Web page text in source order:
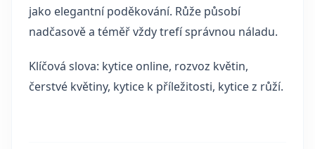
jako elegantní poděkování. Růže působí
nadčasově a téměř vždy trefí správnou náladu.
Klíčová slova: kytice online, rozvoz květin,
čerstvé květiny, kytice k příležitosti, kytice z růží.